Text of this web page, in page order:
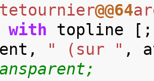
@@64
with
topline
[;
, " (sur " ,